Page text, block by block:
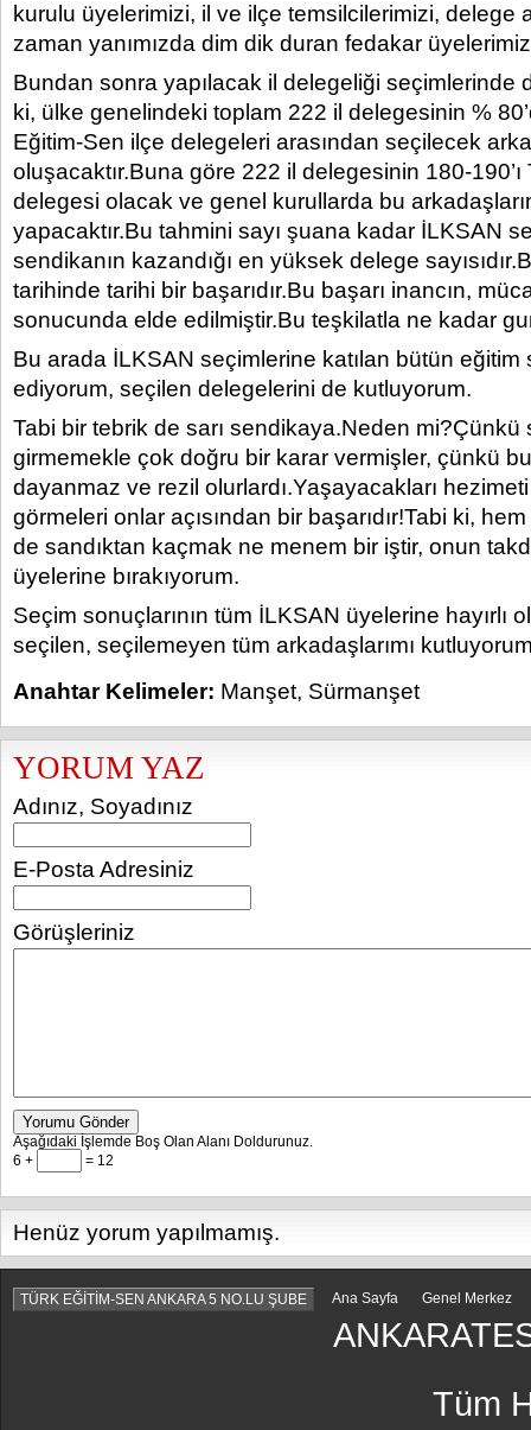
kurulu üyelerimizi, il ve ilçe temsilcilerimizi, delege
zaman yanımızda dim dik duran fedakar
Bundan sonra yapılacak il delegeliği seçimlerinde
ki, ülke genelindeki toplam 222 il delegesinin %
Eğitim-Sen ilçe delegeleri arasından seçilecek
oluşacaktır.Buna göre 222 il delegesinin 180-
delegesi olacak ve genel kurullarda bu
yapacaktır.Bu tahmini sayı şuana kadar İLKSAN
sendikanın kazandığı en yüksek delege
tarihinde tarihi bir başarıdır.Bu başarı inancın,
sonucunda elde edilmiştir.Bu teşkilatla ne kadar
Bu arada İLKSAN seçimlerine katılan bütün eğitim
ediyorum, seçilen delegelerini de kutluyorum.
Tabi bir tebrik de sarı sendikaya.Neden mi?Çünkü
girmemekle çok doğru bir karar vermişler, çünkü
dayanmaz ve rezil olurlardı.Yaşayacakları
görmeleri onlar açısından bir başarıdır!Tabi ki,
de sandıktan kaçmak ne menem bir iştir, onun
üyelerine bırakıyorum.
Seçim sonuçlarının tüm İLKSAN üyelerine hayırlı
seçilen, seçilemeyen tüm arkadaşlarımı
Anahtar Kelimeler: Manşet, Sürmanşet
YORUM YAZ
Adınız, Soyadınız
E-Posta Adresiniz
Görüşleriniz
Yorumu Gönder
Aşağıdaki İşlemde Boş Olan Alanı Doldurunuz.
6 +
= 12
Henüz yorum yapılmamış.
TÜRK EĞİTİM-SEN ANKARA 5 NO.LU ŞUBE Ana Sayfa Genel Merkez
Tüm